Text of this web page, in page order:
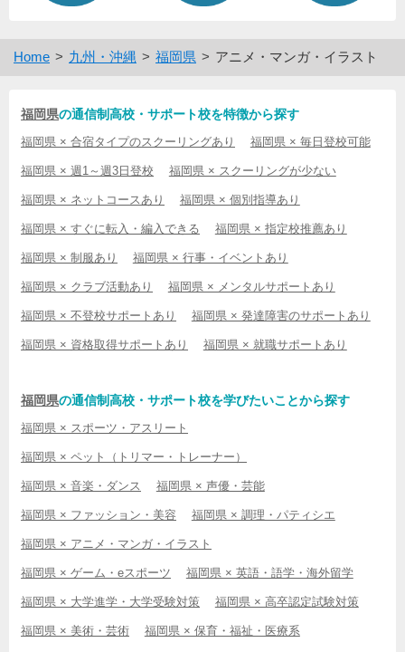
Home 九州・沖縄 福岡県 アニメ・マンガ・イラスト
福岡県の通信制高校・サポート校を特徴から探す
福岡県 × 合宿タイプのスクーリングあり 福岡県 × 毎日登校可能
福岡県 × 週1～週3日登校 福岡県 × スクーリングが少ない
福岡県 × ネットコースあり 福岡県 × 個別指導あり
福岡県 × すぐに転入・編入できる 福岡県 × 指定校推薦あり
福岡県 × 制服あり 福岡県 × 行事・イベントあり
福岡県 × クラブ活動あり 福岡県 × メンタルサポートあり
福岡県 × 不登校サポートあり 福岡県 × 発達障害のサポートあり
福岡県 × 資格取得サポートあり 福岡県 × 就職サポートあり
福岡県の通信制高校・サポート校を学びたいことから探す
福岡県 × スポーツ・アスリート
福岡県 × ペット（トリマー・トレーナー）
福岡県 × 音楽・ダンス 福岡県 × 声優・芸能
福岡県 × ファッション・美容 福岡県 × 調理・パティシエ
福岡県 × アニメ・マンガ・イラスト
福岡県 × ゲーム・eスポーツ 福岡県 × 英語・語学・海外留学
福岡県 × 大学進学・大学受験対策 福岡県 × 高卒認定試験対策
福岡県 × 美術・芸術 福岡県 × 保育・福祉・医療系